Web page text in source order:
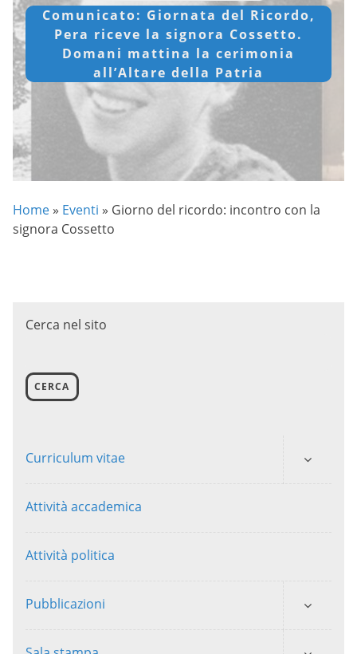
Comunicato: Giornata del Ricordo,
Pera riceve la signora Cossetto.
Domani mattina la cerimonia
all’Altare della Patria
Home » Eventi » Giorno del ricordo: incontro con la
signora Cossetto
Cerca nel sito
CERCA
Curriculum vitae
Attività accademica
Attività politica
Pubblicazioni